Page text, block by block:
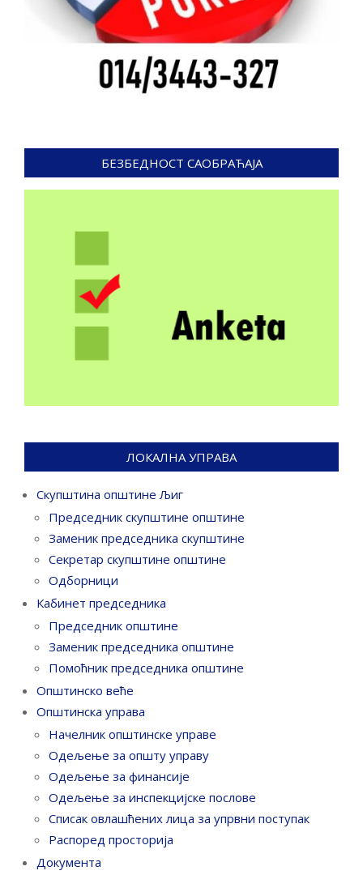
БЕЗБЕДНОСТ САОБРАЋАЈА
ЛОКАЛНА УПРАВА
Скупштина општине Љиг
Председник скупштине општине
Заменик председника скупштине
Секретар скупштине општине
Одборници
Кабинет председника
Председник општине
Заменик председника општине
Помоћник председника општине
Општинско веће
Општинска управа
Начелник општинске управе
Одељење за општу управу
Одељење за финансије
Одељење за инспекцијске послове
Списак овлашћених лица за упрвни поступак
Распоред просторија
Документа